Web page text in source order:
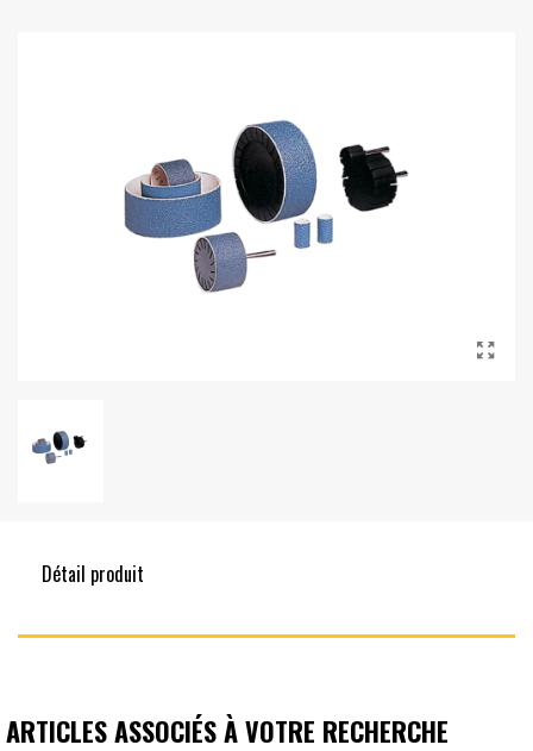
Détail produit
ARTICLES ASSOCIÉS À VOTRE RECHERCHE